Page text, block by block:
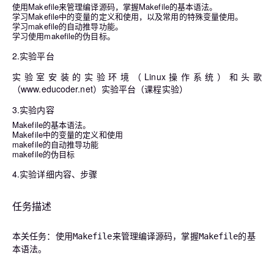
使用Makefile来管理编译源码，掌握Makefile的基本语法。
学习Makefile中的变量的定义和使用，以及常用的特殊变量使用。
学习makefile的自动推导功能。
学习使用makefile的伪目标。
2.实验平台
实验室安装的实验环境（Linux操作系统）和头歌
（www.educoder.net）实验平台（课程实验）
3.实验内容
Makefile的基本语法。
Makefile中的变量的定义和使用
makefile的自动推导功能
makefile的伪目标
4.实验详细内容、步骤
任务描述
本关任务：使用Makefile来管理编译源码，掌握Makefile的基
本语法。